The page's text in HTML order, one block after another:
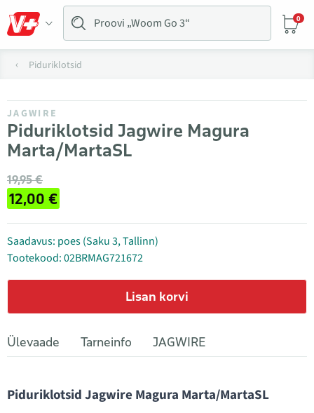
0
Piduriklotsid
JAGWIRE
Piduriklotsid Jagwire Magura
Marta/MartaSL
19,95 €
12,00 €
Saadavus: poes (Saku 3, Tallinn)
Tootekood: 02BRMAG721672
Lisan korvi
Ülevaade Tarneinfo JAGWIRE
Piduriklotsid Jagwire Magura Marta/MartaSL